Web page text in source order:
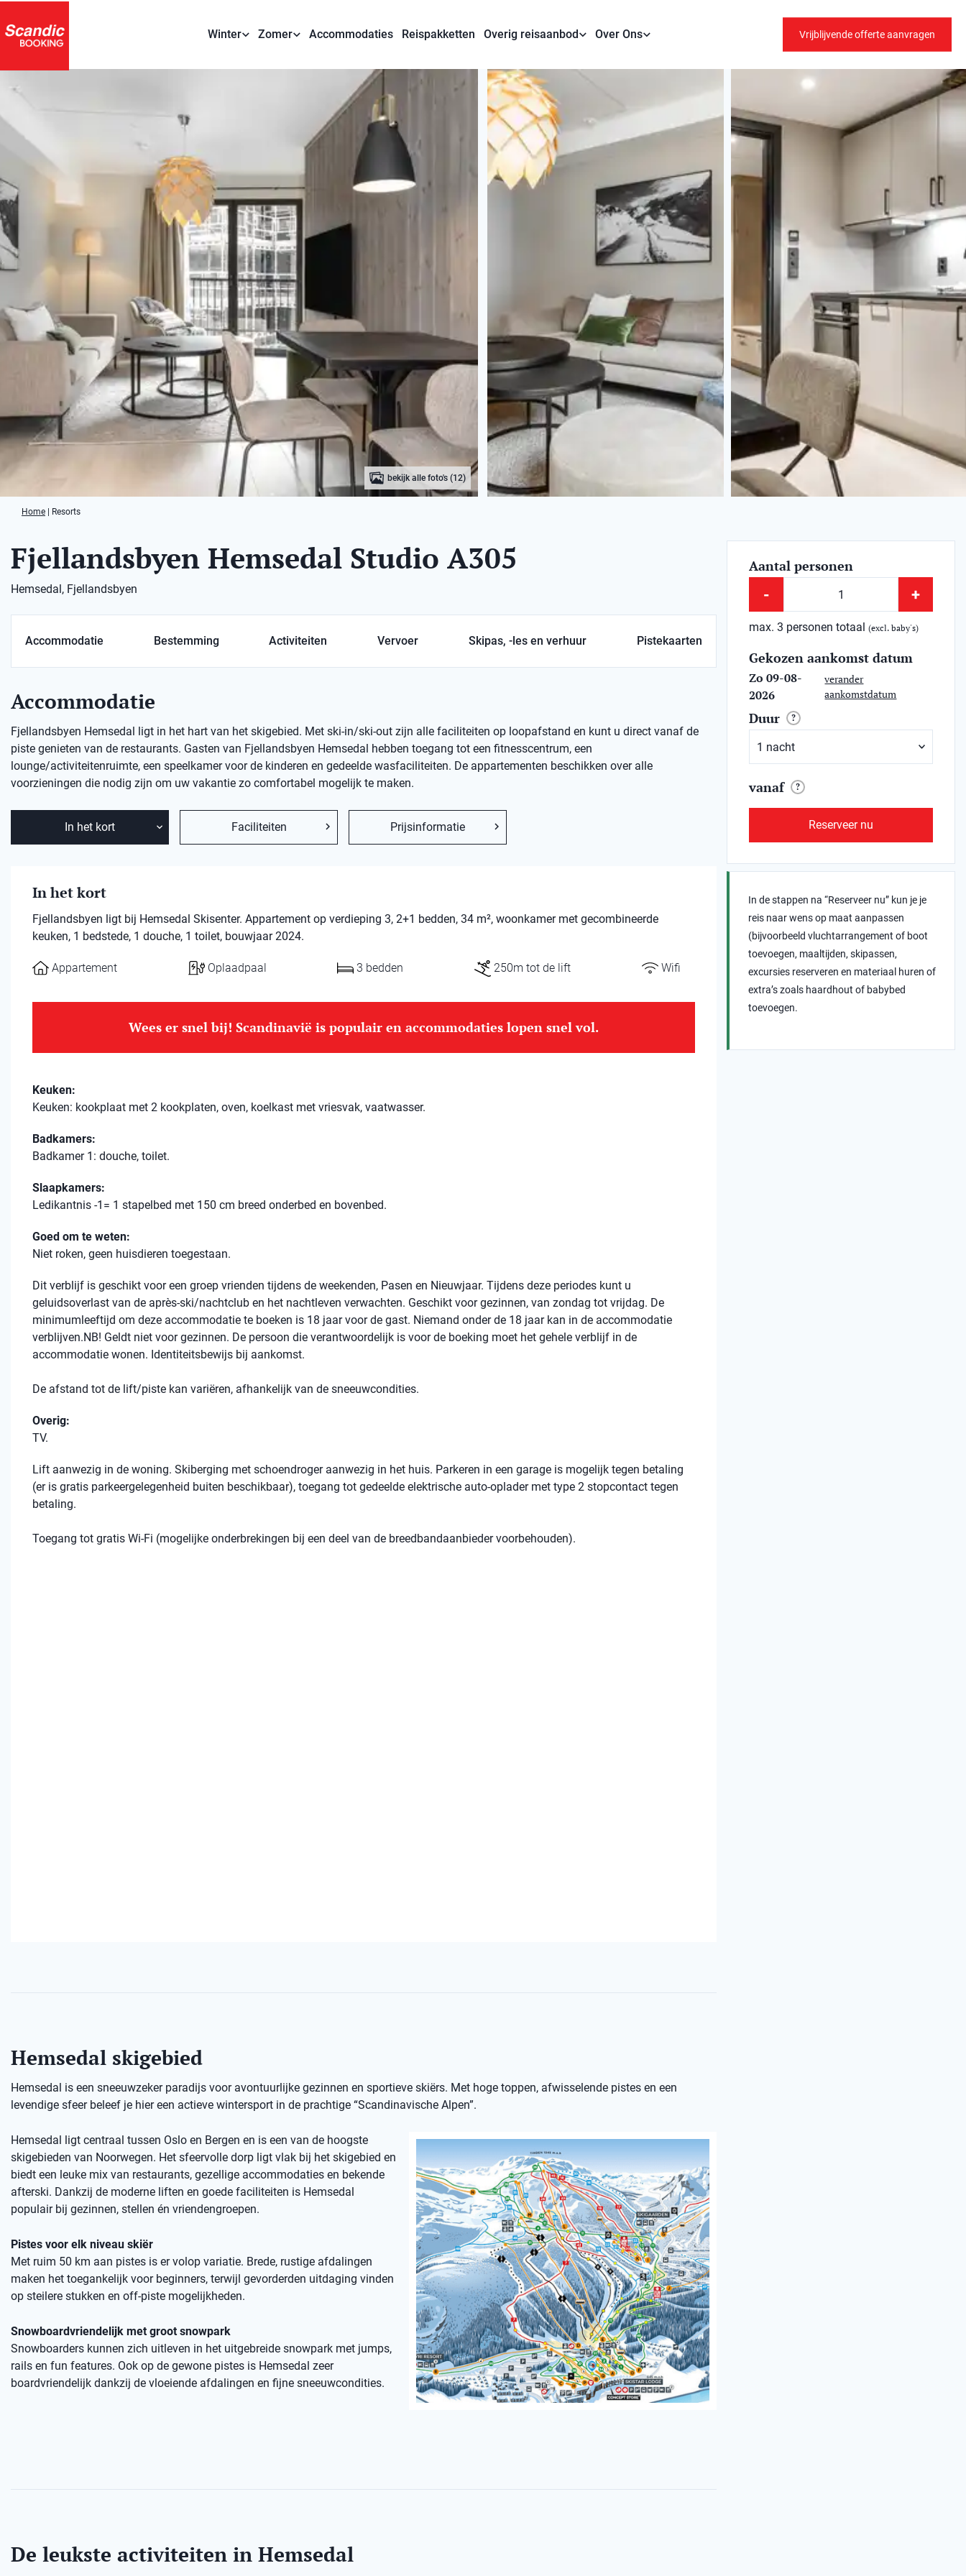
Winter Zomer Accommodaties Reispakketten Overig reisaanbod Over Ons Vrijblijvende offerte aanvragen
bekijk alle foto's (12)
Home Resorts
Fjellandsbyen Hemsedal Studio A305
Hemsedal, Fjellandsbyen
Accommodatie Bestemming Activiteiten Vervoer Skipas, -les en verhuur Pistekaarten
Accommodatie
Fjellandsbyen Hemsedal ligt in het hart van het skigebied. Met ski-in/ski-out zijn alle faciliteiten op loopafstand en kunt u direct vanaf de
piste genieten van de restaurants. Gasten van Fjellandsbyen Hemsedal hebben toegang tot een fitnesscentrum, een
lounge/activiteitenruimte, een speelkamer voor de kinderen en gedeelde wasfaciliteiten. De appartementen beschikken over alle
voorzieningen die nodig zijn om uw vakantie zo comfortabel mogelijk te maken.
In het kort Faciliteiten Prijsinformatie
In het kort
Fjellandsbyen ligt bij Hemsedal Skisenter. Appartement op verdieping 3, 2+1 bedden, 34 m², woonkamer met gecombineerde
keuken, 1 bedstede, 1 douche, 1 toilet, bouwjaar 2024.
Appartement Oplaadpaal 3 bedden 250m tot de lift Wifi
Wees er snel bij! Scandinavië is populair en accommodaties lopen snel vol.
Keuken:
Keuken: kookplaat met 2 kookplaten, oven, koelkast met vriesvak, vaatwasser.
Badkamers:
Badkamer 1: douche, toilet.
Slaapkamers:
Ledikantnis -1= 1 stapelbed met 150 cm breed onderbed en bovenbed.
Goed om te weten:
Niet roken, geen huisdieren toegestaan.
Dit verblijf is geschikt voor een groep vrienden tijdens de weekenden, Pasen en Nieuwjaar. Tijdens deze periodes kunt u
geluidsoverlast van de après-ski/nachtclub en het nachtleven verwachten. Geschikt voor gezinnen, van zondag tot vrijdag. De
minimumleeftijd om deze accommodatie te boeken is 18 jaar voor de gast. Niemand onder de 18 jaar kan in de accommodatie
verblijven.NB! Geldt niet voor gezinnen. De persoon die verantwoordelijk is voor de boeking moet het gehele verblijf in de
accommodatie wonen. Identiteitsbewijs bij aankomst.
De afstand tot de lift/piste kan variëren, afhankelijk van de sneeuwcondities.
Overig:
TV.
Lift aanwezig in de woning. Skiberging met schoendroger aanwezig in het huis. Parkeren in een garage is mogelijk tegen betaling
(er is gratis parkeergelegenheid buiten beschikbaar), toegang tot gedeelde elektrische auto-oplader met type 2 stopcontact tegen
betaling.
Toegang tot gratis Wi-Fi (mogelijke onderbrekingen bij een deel van de breedbandaanbieder voorbehouden).
Hemsedal skigebied
Hemsedal is een sneeuwzeker paradijs voor avontuurlijke gezinnen en sportieve skiërs. Met hoge toppen, afwisselende pistes en een
levendige sfeer beleef je hier een actieve wintersport in de prachtige “Scandinavische Alpen”.
Hemsedal ligt centraal tussen Oslo en Bergen en is een van de hoogste
skigebieden van Noorwegen. Het sfeervolle dorp ligt vlak bij het skigebied en
biedt een leuke mix van restaurants, gezellige accommodaties en bekende
afterski. Dankzij de moderne liften en goede faciliteiten is Hemsedal
populair bij gezinnen, stellen én vriendengroepen.
Pistes voor elk niveau skiër
Met ruim 50 km aan pistes is er volop variatie. Brede, rustige afdalingen
maken het toegankelijk voor beginners, terwijl gevorderden uitdaging vinden
op steilere stukken en off-piste mogelijkheden.
Snowboardvriendelijk met groot snowpark
Snowboarders kunnen zich uitleven in het uitgebreide snowpark met jumps,
rails en fun features. Ook op de gewone pistes is Hemsedal zeer
boardvriendelijk dankzij de vloeiende afdalingen en fijne sneeuwcondities.
De leukste activiteiten in Hemsedal
Aantal personen
- +
max. 3 personen totaal(excl. baby's)
Gekozen aankomst datum
Zo 09-08-
2026
verander
aankomstdatum
Duur ?
vanaf ?
Reserveer nu
In de stappen na “Reserveer nu” kun je je
reis naar wens op maat aanpassen
(bijvoorbeeld vluchtarrangement of boot
toevoegen, maaltijden, skipassen,
excursies reserveren en materiaal huren of
extra’s zoals haardhout of babybed
toevoegen.